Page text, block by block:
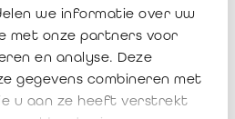
we informatie over uw
met onze partners voor
en analyse. Deze
gegevens combineren met
u aan ze heeft verstrekt
en in het bijzonder alle
van of krachtens de
van 7 december 2016). De
de bedrijfsrevisor de
moet controleren en zijn